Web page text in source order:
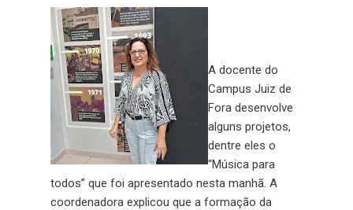
A docente do
Campus Juiz de
Fora desenvolve
alguns projetos,
dentre eles o
“Música para
todos” que foi apresentado nesta manhã. A
coordenadora explicou que a formação da